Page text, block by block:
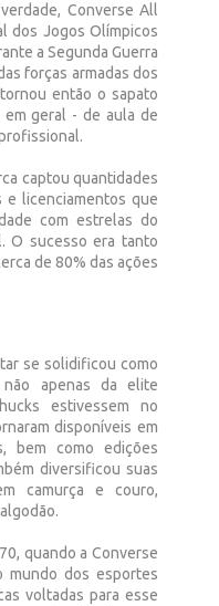
Converse All
dos Jogos Olímpicos
a Segunda Guerra
forças armadas dos
então o sapato
geral - de aula de
captou quantidades
e licenciamentos que
com estrelas do
O sucesso era tanto
de 80% das ações
se solidificou como
apenas da elite
estivessem no
disponíveis em
bem como edições
diversificou suas
camurça e couro,
quando a Converse
mundo dos esportes
voltadas para esse